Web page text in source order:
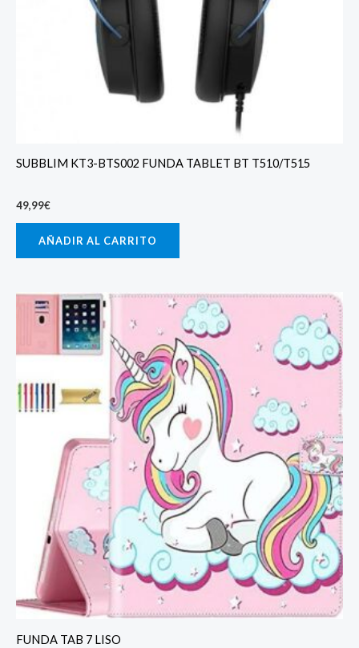
SUBBLIM KT3-BTS002 FUNDA TABLET BT T510/T515
49,99€
AÑADIR AL CARRITO
FUNDA TAB 7 LISO